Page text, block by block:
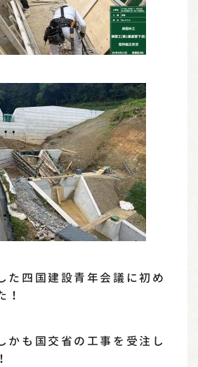
た四国建設青年会議に初め
！
かも国交省の工事を受注し